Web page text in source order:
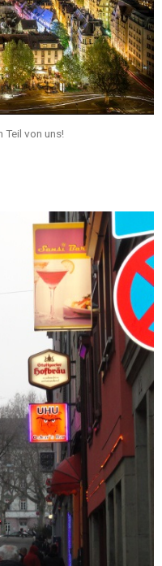
Teil von uns!